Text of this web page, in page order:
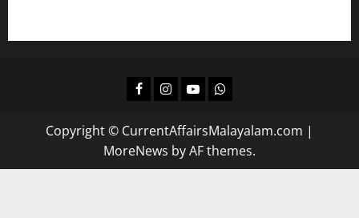
Facebook
Instagram
YoutubeWhatsapp
Copyright © CurrentAffairsMalayalam.com |
MoreNews by AF themes.